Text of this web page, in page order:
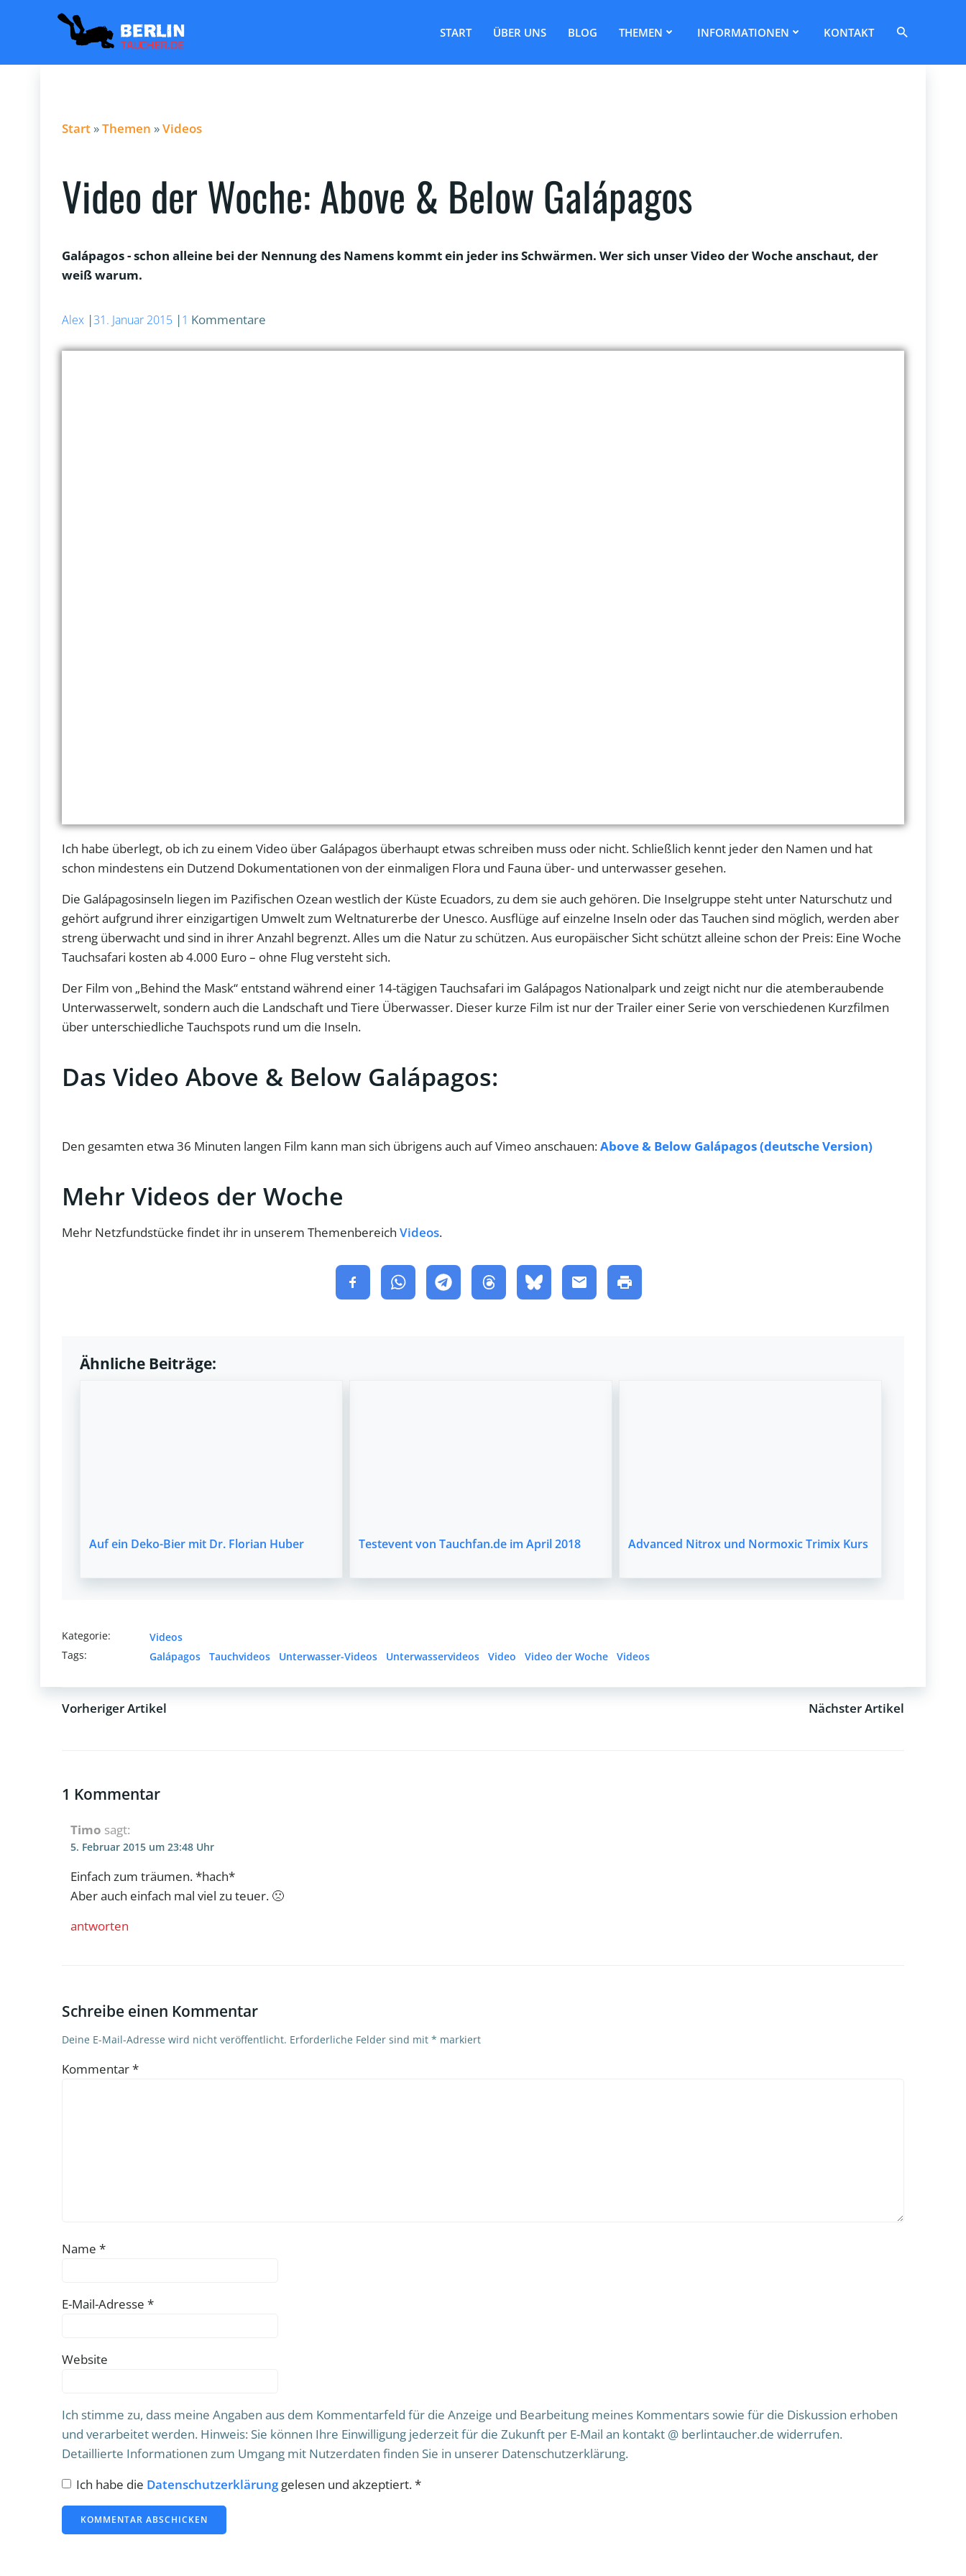
START ÜBER UNS BLOG THEMEN INFORMATIONEN KONTAKT
Search Button
Start »Themen »Videos
Video der Woche: Above & Below Galápagos
Galápagos - schon alleine bei der Nennung des Namens kommt ein jeder ins Schwärmen. Wer sich unser Video der Woche anschaut, der
weiß warum.
Alex |31. Januar 2015 |1 Kommentare
Ich habe überlegt, ob ich zu einem Video über Galápagos überhaupt etwas schreiben muss oder nicht. Schließlich kennt jeder den Namen und hat
schon mindestens ein Dutzend Dokumentationen von der einmaligen Flora und Fauna über- und unterwasser gesehen.
Die Galápagosinseln liegen im Pazifischen Ozean westlich der Küste Ecuadors, zu dem sie auch gehören. Die Inselgruppe steht unter Naturschutz und
gehört aufgrund ihrer einzigartigen Umwelt zum Weltnaturerbe der Unesco. Ausflüge auf einzelne Inseln oder das Tauchen sind möglich, werden aber
streng überwacht und sind in ihrer Anzahl begrenzt. Alles um die Natur zu schützen. Aus europäischer Sicht schützt alleine schon der Preis: Eine Woche
Tauchsafari kosten ab 4.000 Euro – ohne Flug versteht sich.
Der Film von „Behind the Mask“ entstand während einer 14-tägigen Tauchsafari im Galápagos Nationalpark und zeigt nicht nur die atemberaubende
Unterwasserwelt, sondern auch die Landschaft und Tiere Überwasser. Dieser kurze Film ist nur der Trailer einer Serie von verschiedenen Kurzfilmen
über unterschiedliche Tauchspots rund um die Inseln.
Das Video Above & Below Galápagos:
Den gesamten etwa 36 Minuten langen Film kann man sich übrigens auch auf Vimeo anschauen:Above & Below Galápagos (deutsche Version)
Mehr Videos der Woche
Mehr Netzfundstücke findet ihr in unserem Themenbereich Videos.
Ähnliche Beiträge:
Auf ein Deko-Bier mit Dr. Florian Huber Testevent von Tauchfan.de im April 2018 Advanced Nitrox und Normoxic Trimix Kurs
Kategorie:
Videos
Tags:
Galápagos Tauchvideos Unterwasser-Videos Unterwasservideos Video Video der Woche Videos
Vorheriger Artikel Nächster Artikel
1 Kommentar
Timo sagt:
5. Februar 2015 um 23:48 Uhr
Einfach zum träumen. *hach*
Aber auch einfach mal viel zu teuer. 🙁
antworten
Schreibe einen Kommentar
Deine E-Mail-Adresse wird nicht veröffentlicht. Erforderliche Felder sind mit * markiert
Kommentar*
Name *
E-Mail-Adresse *
Website
Ich stimme zu, dass meine Angaben aus dem Kommentarfeld für die Anzeige und Bearbeitung meines Kommentars sowie für die Diskussion erhoben
und verarbeitet werden. Hinweis: Sie können Ihre Einwilligung jederzeit für die Zukunft per E-Mail an kontakt @ berlintaucher.de widerrufen.
Detaillierte Informationen zum Umgang mit Nutzerdaten finden Sie in unserer Datenschutzerklärung.
Ich habe die Datenschutzerklärunggelesen und akzeptiert.*